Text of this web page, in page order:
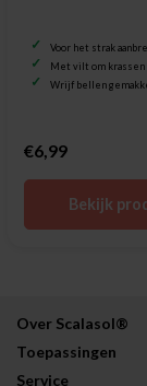
Voor het strak
Met vilt om
Wrijf bellen
€6,99
Bekijk
Over Scalasol®
Toepassingen
Service